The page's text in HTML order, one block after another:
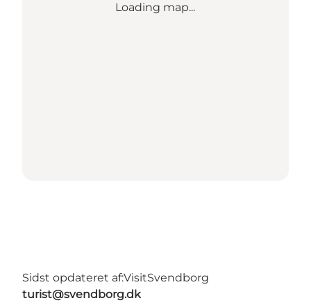
Loading map...
Sidst opdateret af:VisitSvendborg
turist@svendborg.dk